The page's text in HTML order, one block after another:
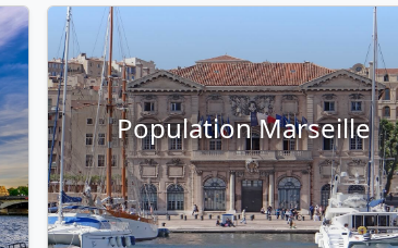
Population Marseille